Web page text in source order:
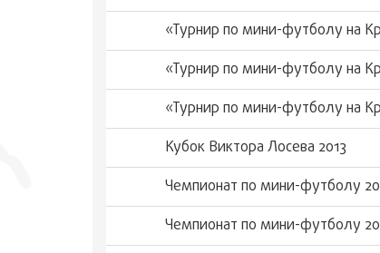
«Турнир по мини-футболу на
«Турнир по мини-футболу на
«Турнир по мини-футболу на
Кубок Виктора Лосева 2013
Чемпионат по мини-футболу
Чемпионат по мини-футболу